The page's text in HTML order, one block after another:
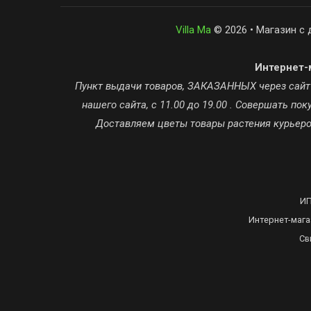
Villa Ma© 2026 • Магазин с
Интернет-
Пункт выдачи товаров, ЗАКАЗАННЫХ через сайт
нашего сайта, с 11.00 до 19.00 . Совершать
Доставляем цветы товары растения
Интернет-